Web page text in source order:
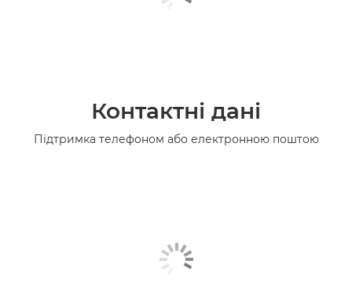
Контактні дані
Підтримка телефоном або електронною поштою